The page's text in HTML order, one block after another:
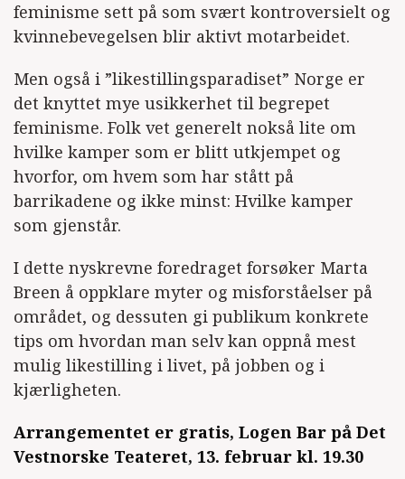
feminisme sett på som svært kontroversielt og
kvinnebevegelsen blir aktivt motarbeidet.
Men også i ”likestillingsparadiset” Norge er
det knyttet mye usikkerhet til begrepet
feminisme. Folk vet generelt nokså lite om
hvilke kamper som er blitt utkjempet og
hvorfor, om hvem som har stått på
barrikadene og ikke minst: Hvilke kamper
som gjenstår.
I dette nyskrevne foredraget forsøker Marta
Breen å oppklare myter og misforståelser på
området, og dessuten gi publikum konkrete
tips om hvordan man selv kan oppnå mest
mulig likestilling i livet, på jobben og i
kjærligheten.
Arrangementet er gratis, Logen Bar på Det
Vestnorske Teateret, 13. februar kl. 19.30